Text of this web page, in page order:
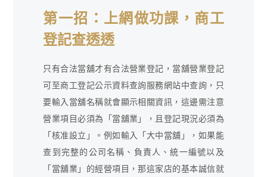
第一招：上網做功課，商工
登記查透透
只有合法當舖才有合法營業登記，當舖營業登記
可至商工登記公示資料查詢服務網站中查詢，只
要輸入當舖名稱就會顯示相關資訊，這邊需注意
營業項目必須為「當舖業」，且登記現況必須為
「核准設立」。例如輸入「大中當舖」，如果能
查到完整的公司名稱、負責人、統一編號以及
「當舖業」的經營項目，那這家店的基本誠信就